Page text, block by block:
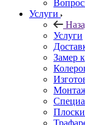
Услуги
Услуги
Замер